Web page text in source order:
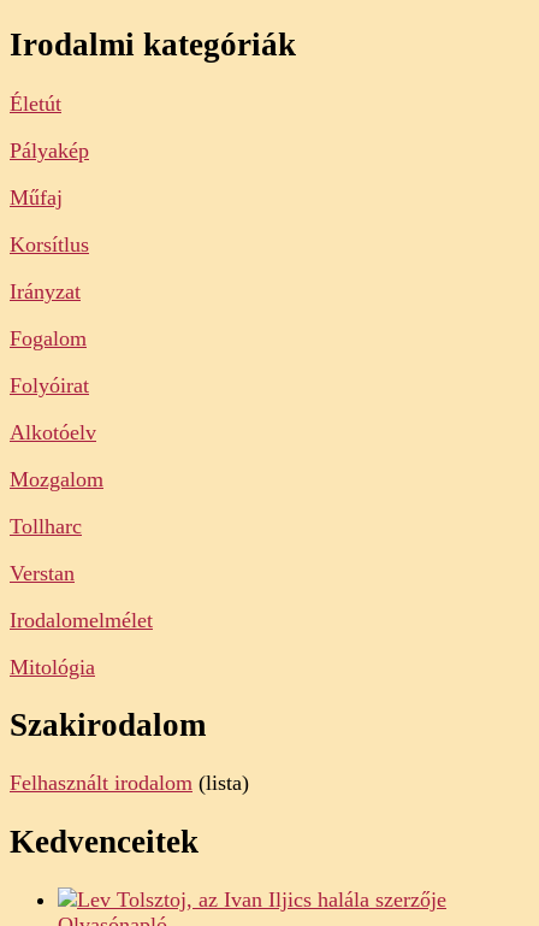
Irodalmi kategóriák
Életút
Pályakép
Műfaj
Korsítlus
Irányzat
Fogalom
Folyóirat
Alkotóelv
Mozgalom
Tollharc
Verstan
Irodalomelmélet
Mitológia
Szakirodalom
Felhasznált irodalom (lista)
Kedvenceitek